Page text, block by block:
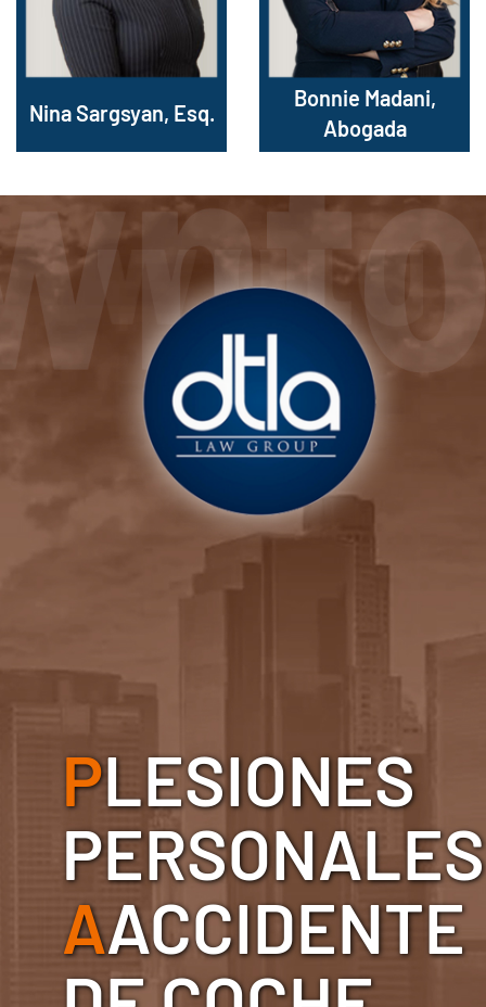
Nina Sargsyan, Esq.
Bonnie Madani,
Abogada
PLESIONES
PERSONALES
AACCIDENTE